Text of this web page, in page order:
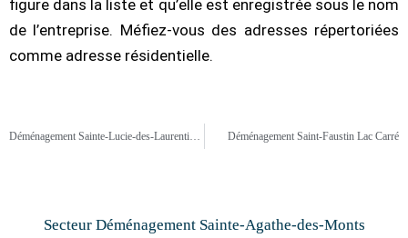
figure dans la liste et qu’elle est enregistrée sous le nom
de l’entreprise. Méfiez-vous des adresses répertoriées
comme adresse résidentielle.
Déménagement Saint-Faustin Lac Carré
Secteur Déménagement Sainte-Agathe-des-Monts